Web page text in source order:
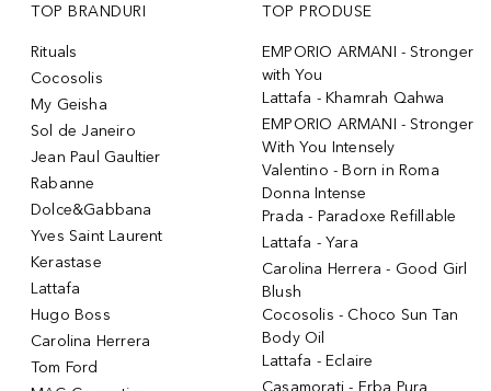
TOP BRANDURI
Rituals
Cocosolis
My Geisha
Sol de Janeiro
Jean Paul Gaultier
Rabanne
Dolce&Gabbana
Yves Saint Laurent
Kerastase
Lattafa
Hugo Boss
Carolina Herrera
Tom Ford
TOP PRODUSE
EMPORIO ARMANI - Stronger
with You
Lattafa - Khamrah Qahwa
EMPORIO ARMANI - Stronger
With You Intensely
Valentino - Born in Roma
Donna Intense
Prada - Paradoxe Refillable
Lattafa - Yara
Carolina Herrera - Good Girl
Blush
Cocosolis - Choco Sun Tan
Body Oil
Lattafa - Eclaire
Casamorati - Erba Pura